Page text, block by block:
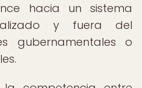
hacia un sistema
y fuera del
gubernamentales o